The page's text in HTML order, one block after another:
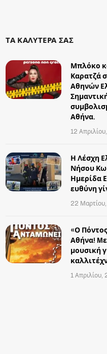
ΤΑ ΚΑΛΥΤΕΡΑ ΣΑΣ
Μπλόκο
Καρατζά
Αθηνών
Αθήνα.
12
Η Λέσχη
Νήσου Κω
Ημερίδα
ευθύνη
22
«Ο
Αθήνα!
μουσική
1 Απριλίου,